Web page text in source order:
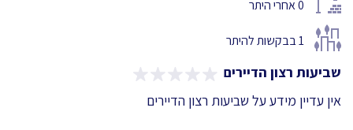
0אחרי היתר
1בבקשות להיתר
שביעות רצון הדיירים
אין עדיין מידע על שביעות רצון הדיירים